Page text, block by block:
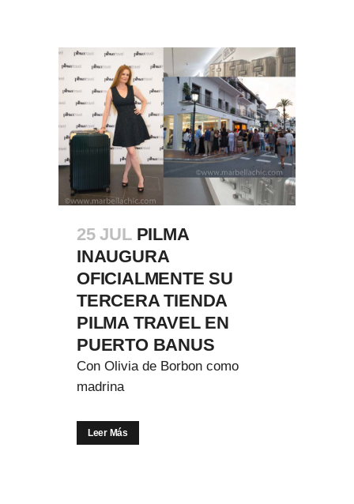
25 JUL PILMA
INAUGURA
OFICIALMENTE SU
TERCERA TIENDA
PILMA TRAVEL EN
PUERTO BANUS
Con Olivia de Borbon como
madrina
Leer Más